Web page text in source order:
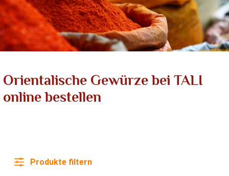
Orientalische Gewürze bei TALI
online bestellen
Produkte filtern